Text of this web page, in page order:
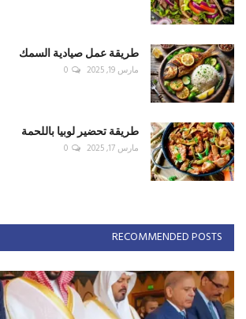
طريقة عمل صيادية السمك
مارس 19, 2025 0
طريقة تحضير لوبيا باللحمة
مارس 17, 2025 0
RECOMMENDED POSTS